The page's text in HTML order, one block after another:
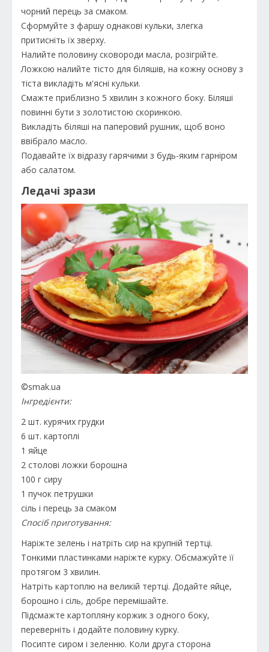
чорний перець за смаком.
Сформуйте з фаршу однакові кульки, злегка
притисніть їх зверху.
Налийте половину сковороди масла, розігрійте.
Ложкою налийте тісто для біляшів, на кожну основу з
тіста викладіть м'ясні кульки.
Смажте приблизно 5 хвилин з кожного боку. Біляші
повинні бути з золотистою скоринкою.
Викладіть біляші на паперовий рушник, щоб воно
ввібрало масло.
Подавайте їх відразу гарячими з будь-яким гарніром
або салатом.
Ледачі зрази
©smak.ua
Інгредієнти:
2 шт. курячих грудки
6 шт. картоплі
1 яйце
2 столові ложки борошна
100 г сиру
1 пучок петрушки
сіль і перець за смаком
Спосіб приготування:
Наріжте зелень і натріть сир на крупній тертці.
Тонкими пластинками наріжте курку. Обсмажуйте її
протягом 3 хвилин.
Натріть картоплю на великій тертці. Додайте яйце,
борошно і сіль, добре перемішайте.
Підсмажте картопляну коржик з одного боку,
переверніть і додайте половину курку.
Посипте сиром і зеленню. Коли друга сторона